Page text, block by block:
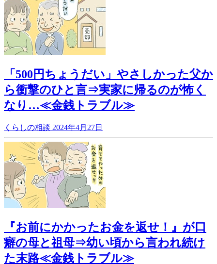
「500円ちょうだい」やさしかった父か
ら衝撃のひと言⇒実家に帰るのが怖く
なり…≪金銭トラブル≫
くらしの相談 2024年4月27日
『お前にかかったお金を返せ！』が口
癖の母と祖母⇒幼い頃から言われ続け
た末路≪金銭トラブル≫